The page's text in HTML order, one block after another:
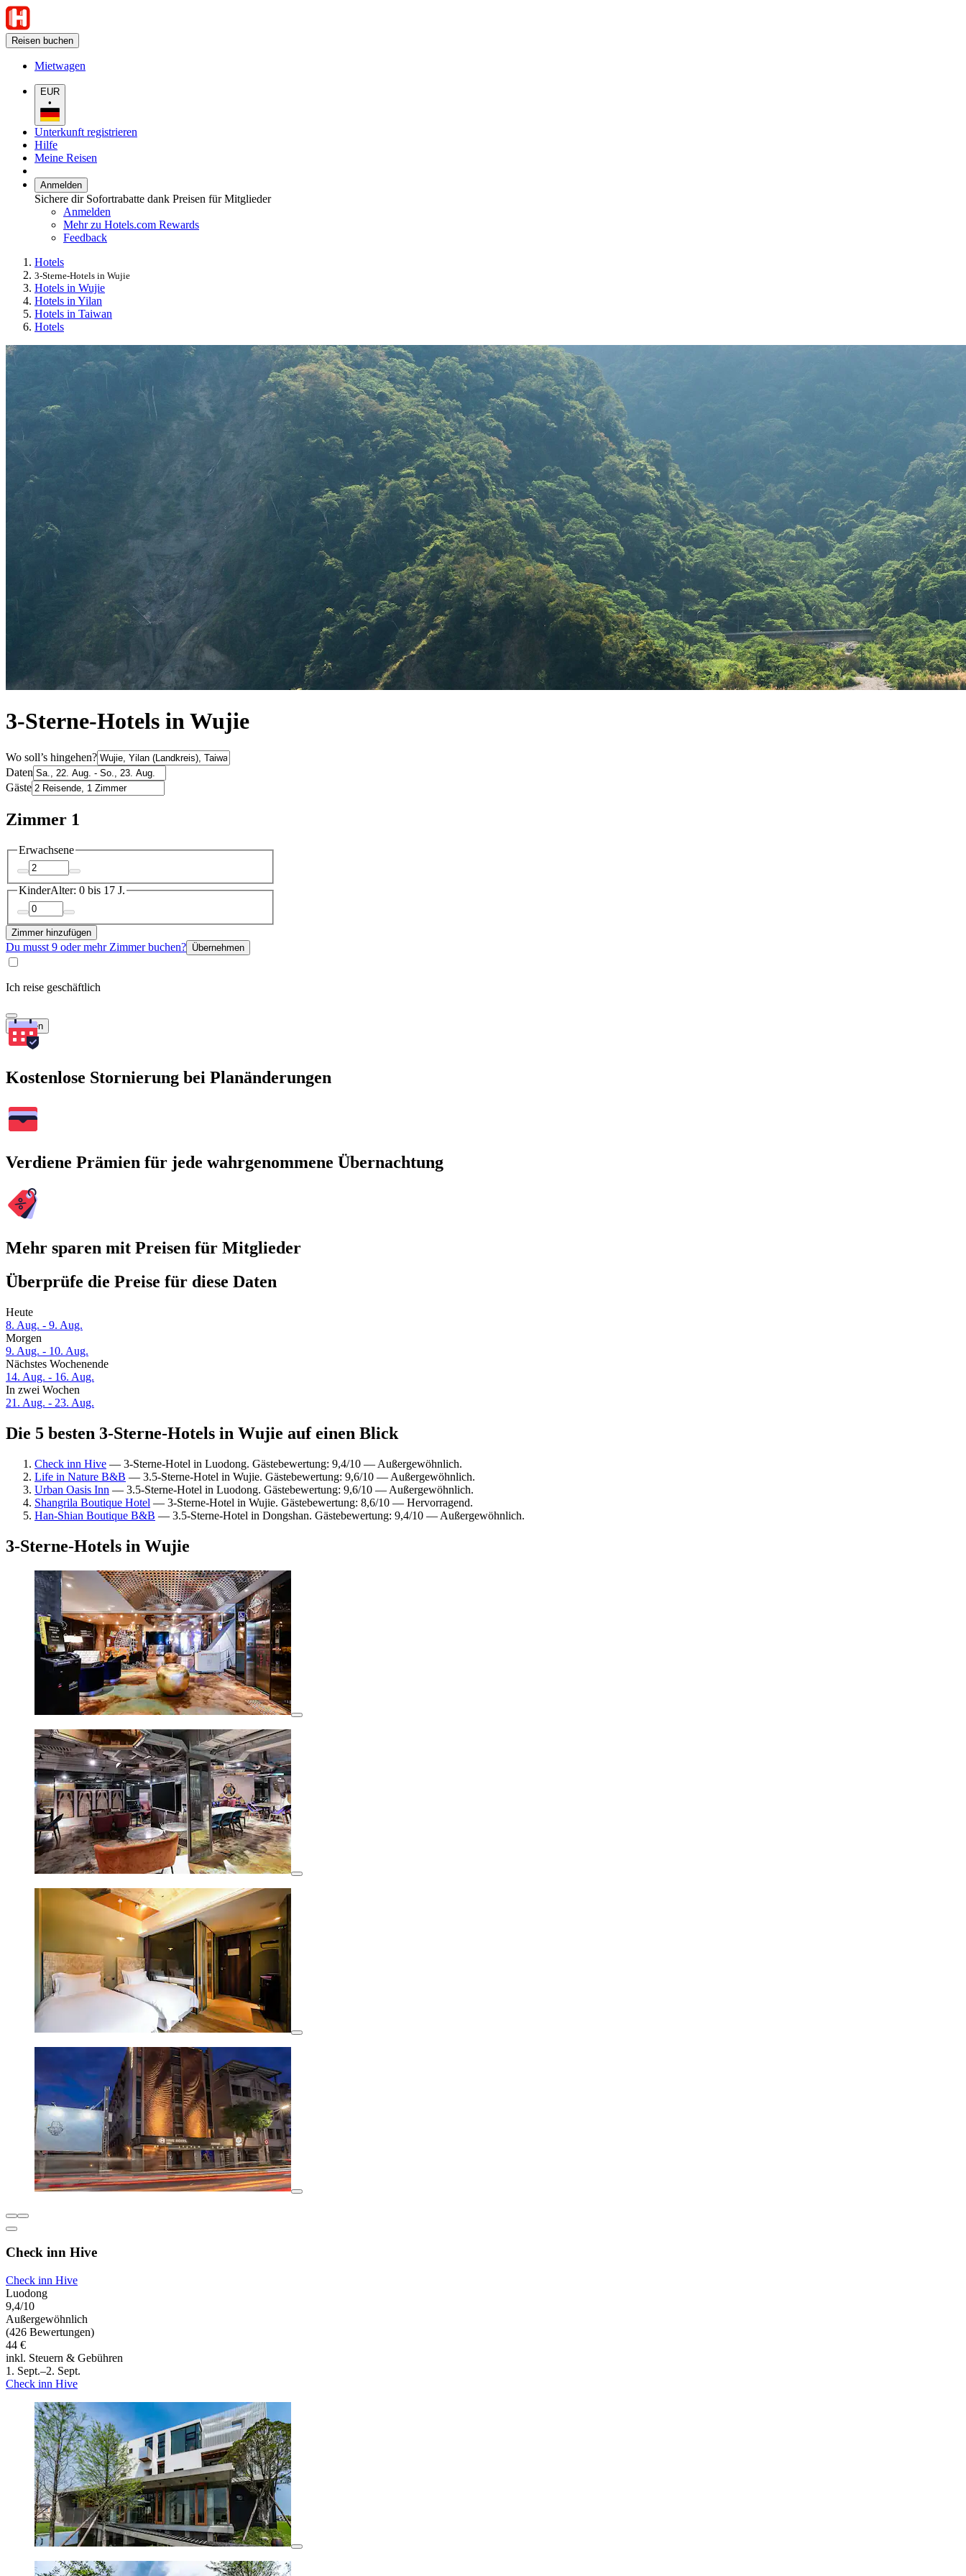
Reisen buchen
Mietwagen
EUR
•
Unterkunft registrieren
Hilfe
Meine Reisen
Anmelden
Sichere dir Sofortrabatte dank Preisen für Mitglieder
Anmelden
Mehr zu Hotels.com Rewards
Feedback
Hotels
3-Sterne-Hotels in Wujie
Hotels in Wujie
Hotels in Yilan
Hotels in Taiwan
Hotels
3-Sterne-Hotels in Wujie
Wo soll’s hingehen?
Daten
Gäste
Zimmer 1
Erwachsene
KinderAlter: 0 bis 17 J.
Zimmer hinzufügen
Du musst 9 oder mehr Zimmer buchen? Übernehmen
Ich reise geschäftlich
Suchen
Kostenlose Stornierung bei Planänderungen
Verdiene Prämien für jede wahrgenommene Übernachtung
Mehr sparen mit Preisen für Mitglieder
Überprüfe die Preise für diese Daten
Heute
8. Aug. - 9. Aug.
Morgen
9. Aug. - 10. Aug.
Nächstes Wochenende
14. Aug. - 16. Aug.
In zwei Wochen
21. Aug. - 23. Aug.
Die 5 besten 3-Sterne-Hotels in Wujie auf einen Blick
Check inn Hive — 3-Sterne-Hotel in Luodong. Gästebewertung: 9,4/10 — Außergewöhnlich.
Life in Nature B&B — 3.5-Sterne-Hotel in Wujie. Gästebewertung: 9,6/10 — Außergewöhnlich.
Urban Oasis Inn — 3.5-Sterne-Hotel in Luodong. Gästebewertung: 9,6/10 — Außergewöhnlich.
Shangrila Boutique Hotel — 3-Sterne-Hotel in Wujie. Gästebewertung: 8,6/10 — Hervorragend.
Han-Shian Boutique B&B — 3.5-Sterne-Hotel in Dongshan. Gästebewertung: 9,4/10 — Außergewöhnlich.
3-Sterne-Hotels in Wujie
Check inn Hive
Check inn Hive
Luodong
9,4/10
Außergewöhnlich
(426 Bewertungen)
44 €
inkl. Steuern & Gebühren
1. Sept.–2. Sept.
Check inn Hive